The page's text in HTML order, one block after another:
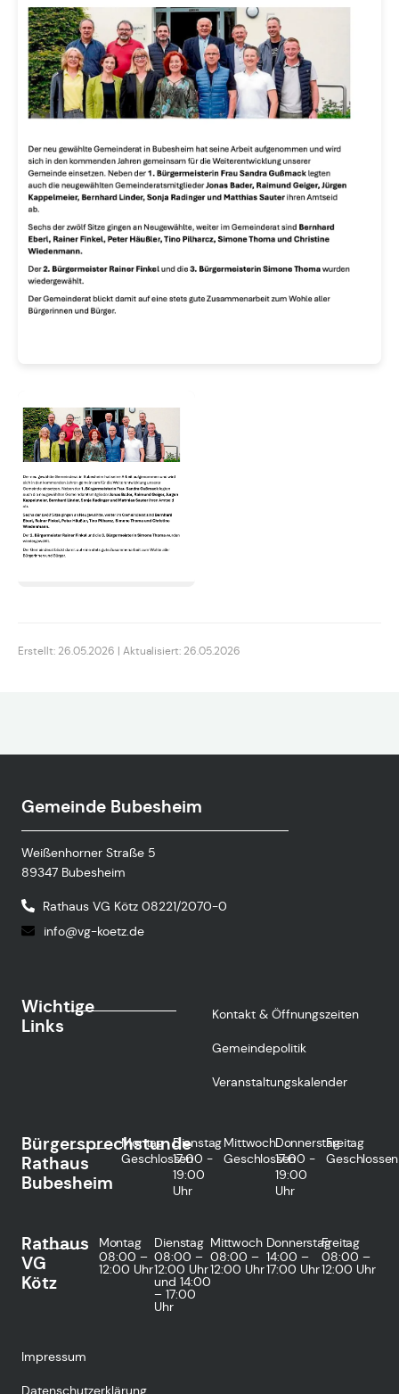
Erstellt: 26.05.2026 | Aktualisiert: 26.05.2026
Gemeinde Bubesheim
Weißenhorner Straße 5
89347 Bubesheim
Rathaus VG Kötz 08221/2070-0
info@vg-koetz.de
Wichtige
Links
Kontakt & Öffnungszeiten
Gemeindepolitik
Veranstaltungskalender
Bürgersprechstunde
Rathaus
Bubesheim
Montag
Geschlossen
Dienstag
17:00 -
19:00
Uhr
Mittwoch
Geschlossen
Donnerstag
17:00 -
19:00
Uhr
Freitag
Geschlossen
Rathaus
VG
Kötz
Montag
08:00 –
12:00 Uhr
Dienstag
08:00 –
12:00 Uhr
und 14:00
– 17:00
Uhr
Mittwoch
08:00 –
12:00 Uhr
Donnerstag
14:00 –
17:00 Uhr
Freitag
08:00 –
12:00 Uhr
Impressum
Datenschutzerklärung